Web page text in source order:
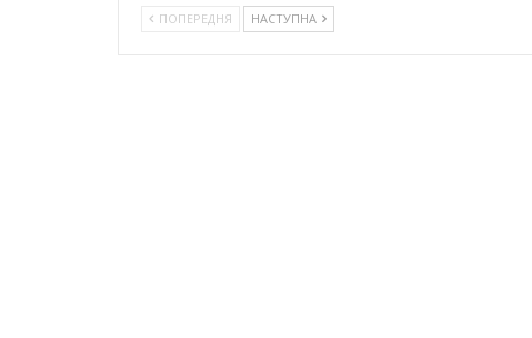
ПОПЕРЕДНЯ НАСТУПНА